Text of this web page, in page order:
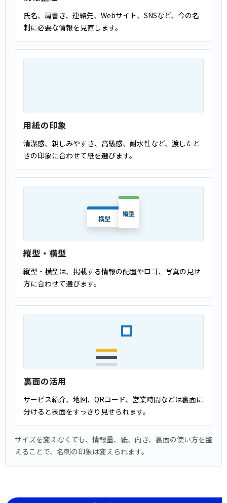
氏名、肩書き、連絡先、Webサイト、SNSなど、今の名
刺に必要な情報を見直します。
用紙の印象
清潔感、親しみやすさ、高級感、耐水性など、渡したと
きの印象に合わせて紙を選びます。
縦型・横型
縦型・横型は、掲載する情報の配置やロゴ、写真の見せ
方に合わせて選びます。
裏面の活用
サービス紹介、地図、QRコード、営業時間などは裏面に
分けると表面をすっきり見せられます。
サイズを変えなくても、情報量、紙、向き、裏面の使い方を整
えることで、名刺の印象は変えられます。